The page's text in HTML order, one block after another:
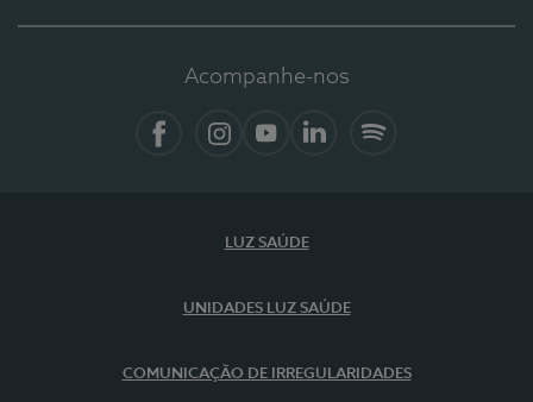
Acompanhe-nos
LUZ SAÚDE
UNIDADES LUZ SAÚDE
COMUNICAÇÃO DE IRREGULARIDADES